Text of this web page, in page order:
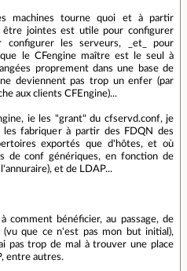
machines tourne quoi et à partir
être jointes est utile pour configurer
configurer les serveurs, _et_ pour
le CFengine maître est le seul à
proprement dans une base de
deviennent pas trop un enfer (par
aux clients CFEngine)...
ie les "grant" du cfservd.conf, je
les fabriquer à partir des FDQN des
exportés que d'hôtes, et où
de conf génériques, en fonction de
et de LDAP...
comment bénéficier, au passage, de
(vu que ce n'est pas mon but initial),
pas trop de mal à trouver une place
entre autres.